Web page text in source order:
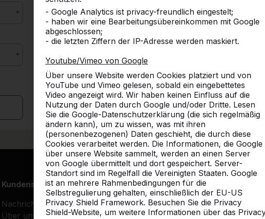
- Google Analytics ist privacy-freundlich eingestelt;
- haben wir eine Bearbeitungsübereinkommen mit Google
abgeschlossen;
- die letzten Ziffern der IP-Adresse werden maskiert.
Youtube/Vimeo von Google
Über unsere Website werden Cookies platziert und von
YouTube und Vimeo gelesen, sobald ein eingebettetes
Video angezeigt wird. Wir haben keinen Einfluss auf die
Nutzung der Daten durch Google und/oder Dritte. Lesen
Sie die Google-Datenschutzerklärung (die sich regelmäßig
ändern kann), um zu wissen, was mit ihren
(personenbezogenen) Daten geschieht, die durch diese
Cookies verarbeitet werden. Die Informationen, die Google
über unsere Website sammelt, werden an einen Server
von Google übermittelt und dort gespeichert. Server-
Standort sind im Regelfall die Vereinigten Staaten. Google
ist an mehrere Rahmenbedingungen für die
Selbstregulierung gehalten, einschließlich der EU-US
Privacy Shield Framework. Besuchen Sie die Privacy
Shield-Website, um weitere Informationen über das
Kundenservice
Nachrichten
Über uns
Kategorien
Tischtennistische
Fußvolleyball